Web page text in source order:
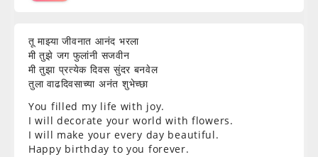
तू माझ्या जीवनात आनंद भरला
मी तुझे जग फुलांनी सजवीन
मी तुझा प्रत्येक दिवस सुंदर बनवेल
तुला वाढदिवसाच्या अनंत शुभेच्छा
You filled my life with joy.
I will decorate your world with flowers.
I will make your every day beautiful.
Happy birthday to you forever.